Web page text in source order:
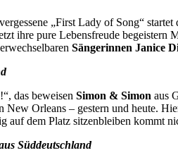
„First Lady of Song“ startet
ihre pure Lebensfreude begeistern
Sängerinnen Janice
das beweisen Simon & Simon aus
New Orleans – gestern und heute.
auf dem Platz sitzenbleiben kommt
Süddeutschland